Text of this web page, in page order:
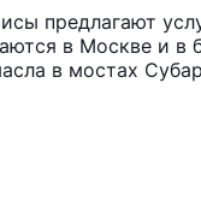
предлагают
в Москве и
в мостах